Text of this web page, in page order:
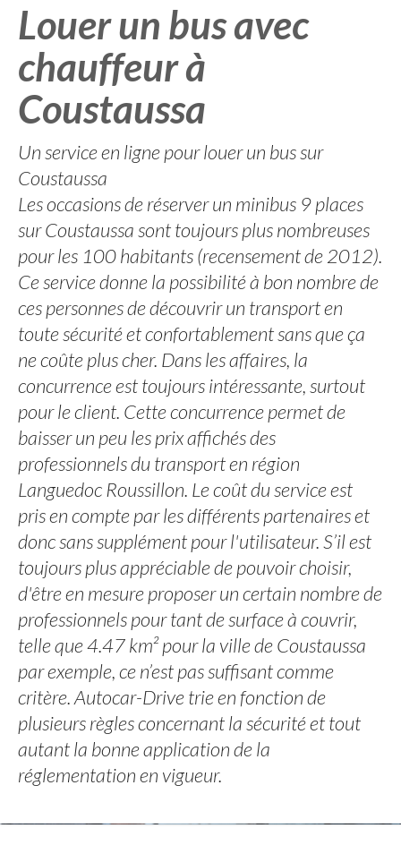
Louer un bus avec
chauffeur à
Coustaussa
Un service en ligne pour louer un bus sur
Coustaussa
Les occasions de réserver un minibus 9 places
sur Coustaussa sont toujours plus nombreuses
pour les 100 habitants (recensement de 2012).
Ce service donne la possibilité à bon nombre de
ces personnes de découvrir un transport en
toute sécurité et confortablement sans que ça
ne coûte plus cher. Dans les affaires, la
concurrence est toujours intéressante, surtout
pour le client. Cette concurrence permet de
baisser un peu les prix affichés des
professionnels du transport en région
Languedoc Roussillon. Le coût du service est
pris en compte par les différents partenaires et
donc sans supplément pour l'utilisateur. S’il est
toujours plus appréciable de pouvoir choisir,
d'être en mesure proposer un certain nombre de
professionnels pour tant de surface à couvrir,
telle que 4.47 km² pour la ville de Coustaussa
par exemple, ce n’est pas suffisant comme
critère. Autocar-Drive trie en fonction de
plusieurs règles concernant la sécurité et tout
autant la bonne application de la
réglementation en vigueur.